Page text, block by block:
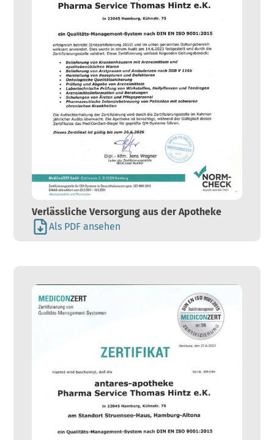
Verlässliche Versorgung aus der Apotheke
Als PDF ansehen